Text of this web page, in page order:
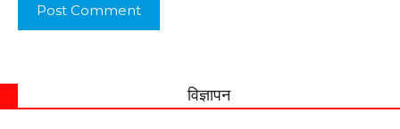
विज्ञापन